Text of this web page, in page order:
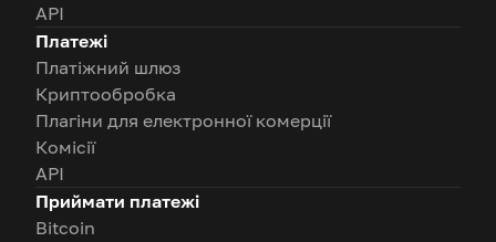
API
Платежі
Платіжний шлюз
Криптообробка
Плагіни для електронної комерції
Комісії
API
Приймати платежі
Bitcoin